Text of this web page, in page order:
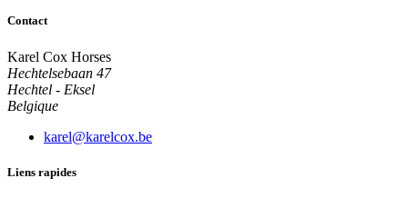
Contact
Karel Cox Horses
Hechtelsebaan 47
Hechtel - Eksel
Belgique
karel@karelcox.be
Liens rapides